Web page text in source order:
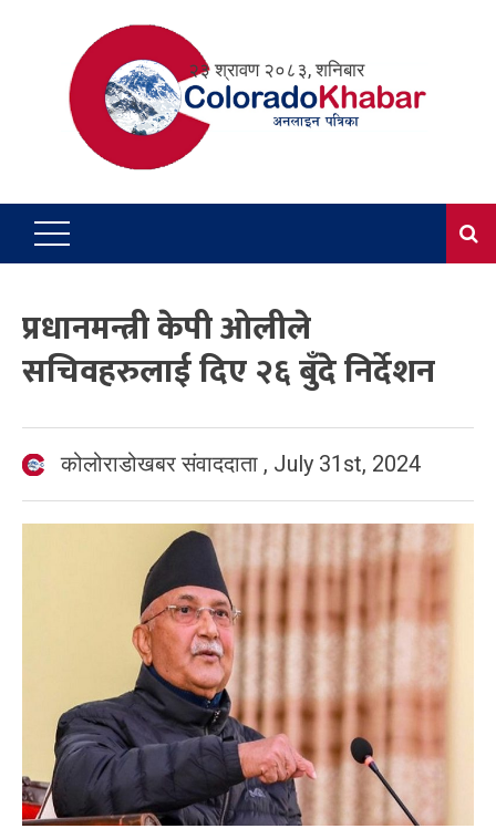
२३ श्रावण २०८३, शनिबार
प्रधानमन्त्री केपी ओलीले
सचिवहरुलाई दिए २६ बुँदे निर्देशन
कोलोराडोखबर संवाददाता , July 31st, 2024